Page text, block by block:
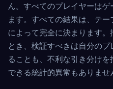
ん。すべてのプレイヤーは
ます。すべての結果は、テ
によって完全に決まります
とき、検証すべきは自分の
ることも、不利な引き分け
できる統計的異常もありませ